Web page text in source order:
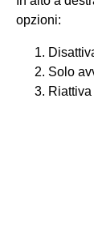
opzioni:
Solo